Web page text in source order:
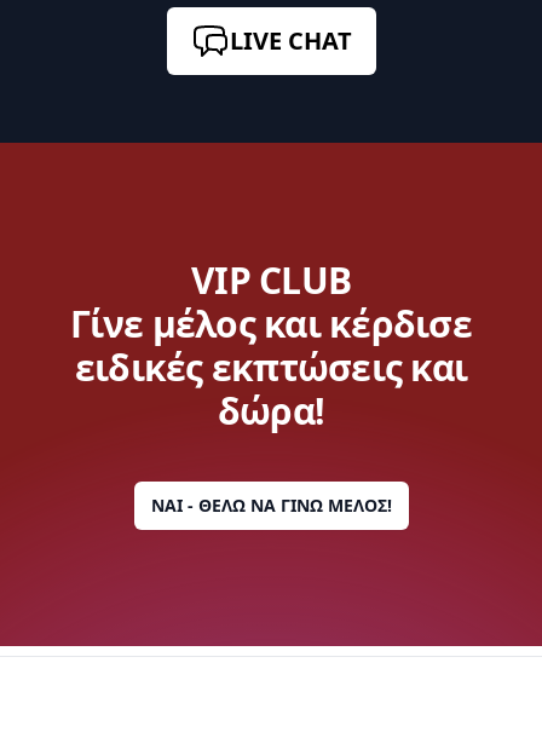
LIVE CHAT
VIP CLUB
Γίνε μέλος και κέρδισε
ειδικές εκπτώσεις και
δώρα!
ΝΑΙ - ΘΕΛΩ ΝΑ ΓΙΝΩ ΜΕΛΟΣ!